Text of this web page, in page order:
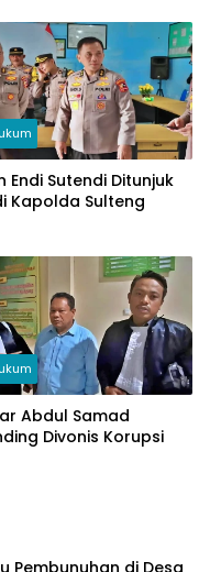
Endi Sutendi Ditunjuk
Kapolda Sulteng
Abdul Samad
Divonis Korupsi